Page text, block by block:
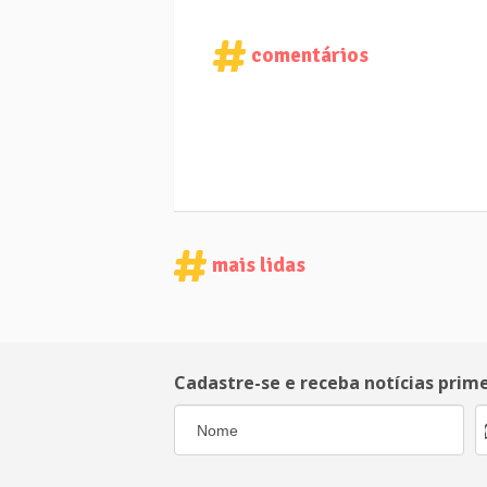
comentários
mais lidas
Cadastre-se e receba notícias